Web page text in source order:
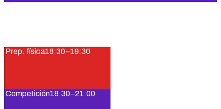
Prep. física18:30–19:30
Competición18:30–21:00